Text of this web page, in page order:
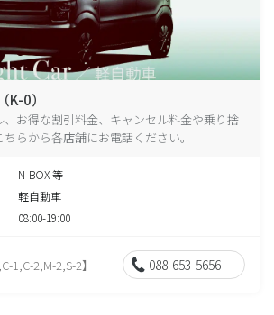
K-0）
お得な割引料金、キャンセル料金や乗り捨
らから各店舗にお電話ください。
N-BOX 等
軽自動車
08:00-19:00
1,C-2,M-2,S-2】 088-653-5656